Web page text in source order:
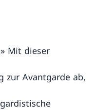
Mit dieser
zur Avantgarde ab,